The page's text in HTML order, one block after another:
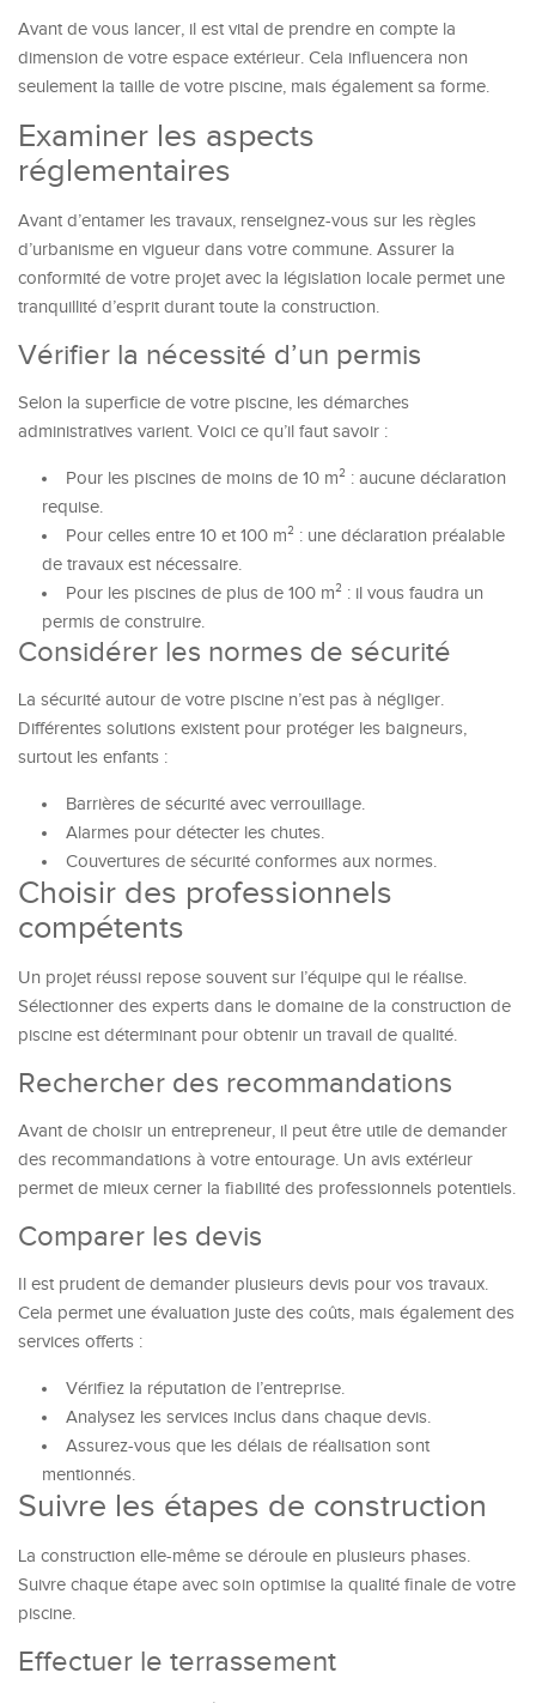
Avant de vous lancer, il est vital de prendre en compte la
dimension de votre espace extérieur. Cela influencera non
seulement la taille de votre piscine, mais également sa forme.
Examiner les aspects
réglementaires
Avant d’entamer les travaux, renseignez-vous sur les règles
d’urbanisme en vigueur dans votre commune. Assurer la
conformité de votre projet avec la législation locale permet une
tranquillité d’esprit durant toute la construction.
Vérifier la nécessité d’un permis
Selon la superficie de votre piscine, les démarches
administratives varient. Voici ce qu’il faut savoir :
Pour les piscines de moins de 10 m² : aucune déclaration
requise.
Pour celles entre 10 et 100 m² : une déclaration préalable
de travaux est nécessaire.
Pour les piscines de plus de 100 m² : il vous faudra un
permis de construire.
Considérer les normes de sécurité
La sécurité autour de votre piscine n’est pas à négliger.
Différentes solutions existent pour protéger les baigneurs,
surtout les enfants :
Barrières de sécurité avec verrouillage.
Alarmes pour détecter les chutes.
Couvertures de sécurité conformes aux normes.
Choisir des professionnels
compétents
Un projet réussi repose souvent sur l’équipe qui le réalise.
Sélectionner des experts dans le domaine de la construction de
piscine est déterminant pour obtenir un travail de qualité.
Rechercher des recommandations
Avant de choisir un entrepreneur, il peut être utile de demander
des recommandations à votre entourage. Un avis extérieur
permet de mieux cerner la fiabilité des professionnels potentiels.
Comparer les devis
Il est prudent de demander plusieurs devis pour vos travaux.
Cela permet une évaluation juste des coûts, mais également des
services offerts :
Vérifiez la réputation de l’entreprise.
Analysez les services inclus dans chaque devis.
Assurez-vous que les délais de réalisation sont
mentionnés.
Suivre les étapes de construction
La construction elle-même se déroule en plusieurs phases.
Suivre chaque étape avec soin optimise la qualité finale de votre
piscine.
Effectuer le terrassement